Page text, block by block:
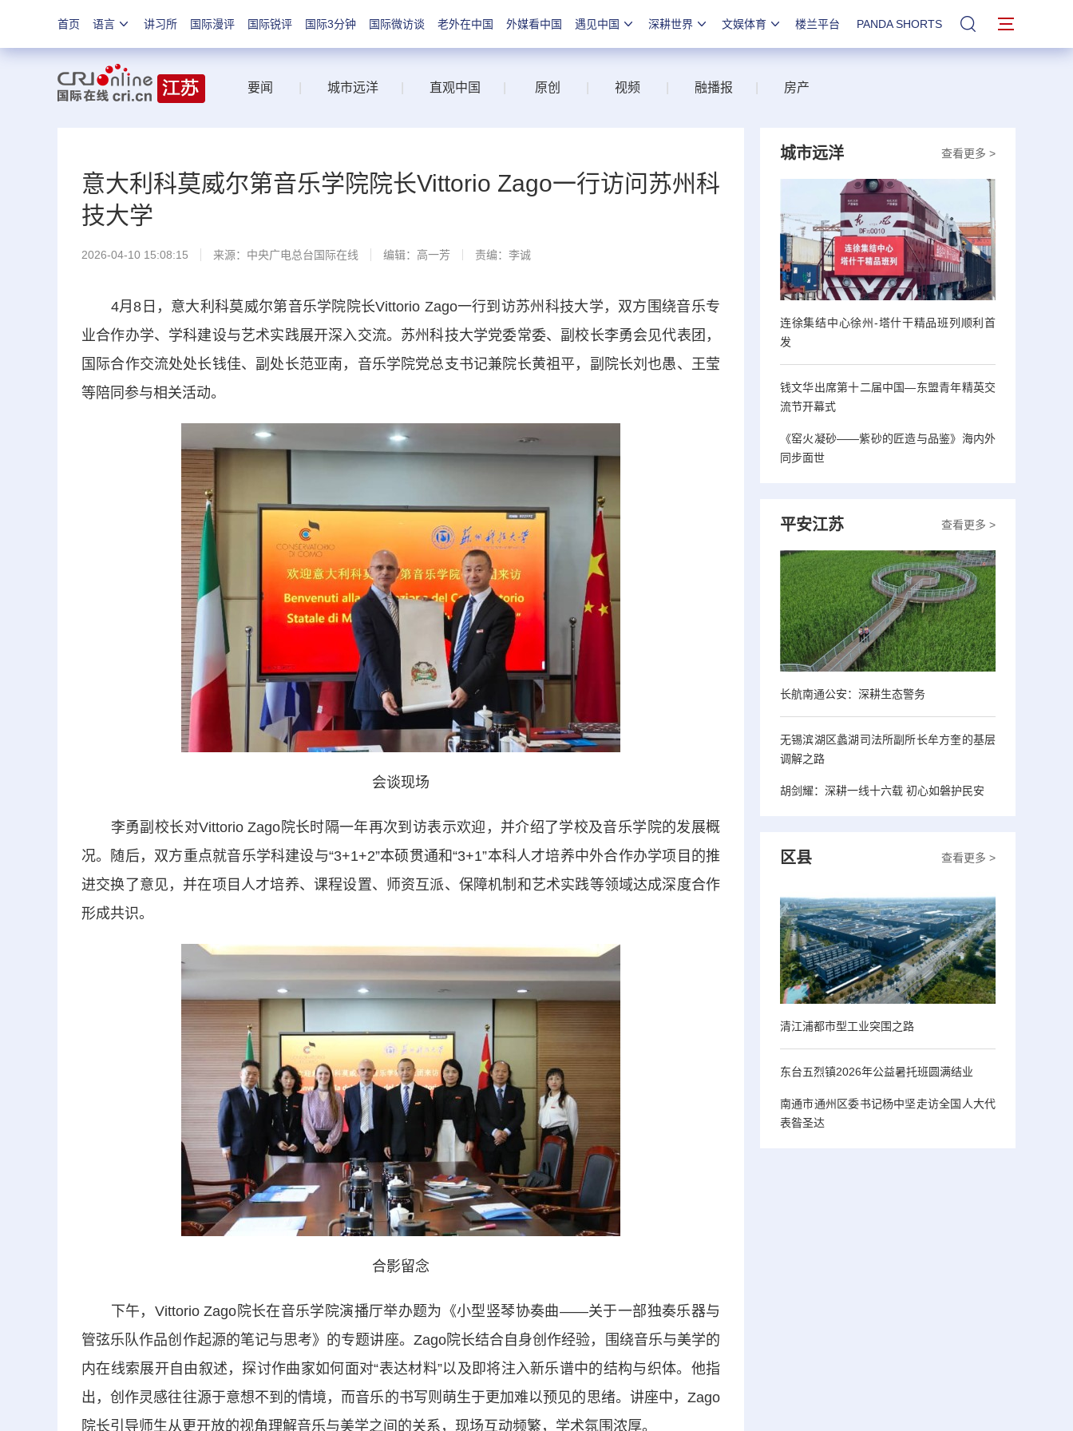
首页 语言 讲习所 国际漫评 国际锐评 国际3分钟 国际微访谈 老外在中国 外媒看中国 遇见中国 深耕世界 文娱体育 楼兰平台 PANDA SHORTS 站内搜索
要闻 城市远洋 直观中国 原创 视频 融播报 房产
意大利科莫威尔第音乐学院院长Vittorio Zago一行访问苏州科
技大学
2026-04-10 15:08:15 来源：中央广电总台国际在线 编辑：高一芳 责编：李诚
4月8日，意大利科莫威尔第音乐学院院长Vittorio Zago一行到访苏州科技大学，双方围绕音乐专
业合作办学、学科建设与艺术实践展开深入交流。苏州科技大学党委常委、副校长李勇会见代表团，
国际合作交流处处长钱佳、副处长范亚南，音乐学院党总支书记兼院长黄祖平，副院长刘也愚、王莹
等陪同参与相关活动。
会谈现场
李勇副校长对Vittorio Zago院长时隔一年再次到访表示欢迎，并介绍了学校及音乐学院的发展概
况。随后，双方重点就音乐学科建设与“3+1+2”本硕贯通和“3+1”本科人才培养中外合作办学项目的推
进交换了意见，并在项目人才培养、课程设置、师资互派、保障机制和艺术实践等领域达成深度合作
形成共识。
合影留念
下午，Vittorio Zago院长在音乐学院演播厅举办题为《小型竖琴协奏曲——关于一部独奏乐器与
管弦乐队作品创作起源的笔记与思考》的专题讲座。Zago院长结合自身创作经验，围绕音乐与美学的
内在线索展开自由叙述，探讨作曲家如何面对“表达材料”以及即将注入新乐谱中的结构与织体。他指
出，创作灵感往往源于意想不到的情境，而音乐的书写则萌生于更加难以预见的思绪。讲座中，Zago
院长引导师生从更开放的视角理解音乐与美学之间的关系，现场互动频繁，学术氛围浓厚。
查看更多 >
城市远洋
连徐集结中心徐州-塔什干精品班列顺利首
发
钱文华出席第十二届中国—东盟青年精英交
流节开幕式
《窑火凝砂——紫砂的匠造与品鉴》海内外
同步面世
查看更多 >
平安江苏
长航南通公安：深耕生态警务
无锡滨湖区蠡湖司法所副所长牟方奎的基层
调解之路
胡剑耀：深耕一线十六载 初心如磐护民安
查看更多 >
区县
清江浦都市型工业突围之路
东台五烈镇2026年公益暑托班圆满结业
南通市通州区委书记杨中坚走访全国人大代
表昝圣达